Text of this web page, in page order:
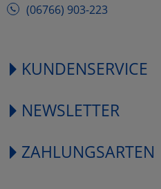
(06766) 903-223
KUNDENSERVICE
NEWSLETTER
ZAHLUNGSARTEN